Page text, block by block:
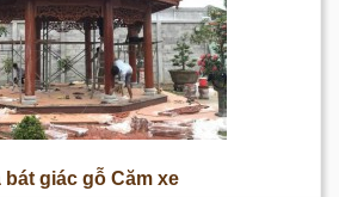
bát giác gỗ Căm xe